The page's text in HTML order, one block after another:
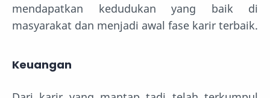
mendapatkan kedudukan yang baik di
masyarakat dan menjadi awal fase karir terbaik.
Keuangan